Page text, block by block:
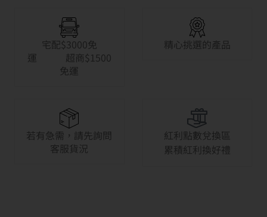
宅配$3000免
運 超商$1500
免運
精心挑選的產品
若有急需，請先詢問
客服貨況
紅利點數兌換區
累積紅利換好禮